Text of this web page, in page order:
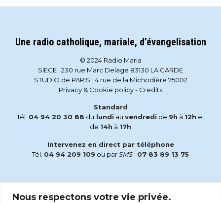
Nous respectons votre vie privée.
Une radio catholique, mariale, d’évangelisation
© 2024 Radio Maria
SIEGE : 230 rue Marc Delage 83130 LA GARDE
STUDIO de PARIS : 4 rue de la Michodière 75002
Privacy & Cookie policy- Credits
Standard
Tél. 04 94 20 30 88 du lundi au vendredi de 9h à 12h et
de 14h à 17h
Intervenez en direct par téléphone
Tél. 04 94 209 109 ou parSMS : 07 83 89 13 75
accueil@radiomaria.fr